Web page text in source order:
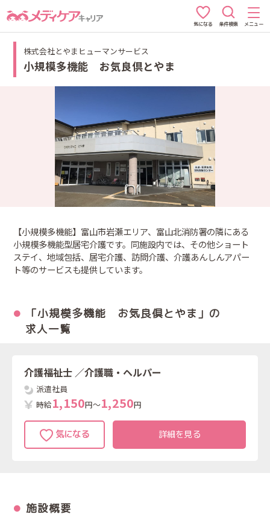
気になる 条件検索 メニュー
株式会社とやまヒューマンサービス
小規模多機能 お気良倶とやま
【小規模多機能】富山市岩瀬エリア、富山北消防署の隣にある
小規模多機能型居宅介護です。同施設内では、その他ショート
ステイ、地域包括、居宅介護、訪問介護、介護あんしんアパー
ト等のサービスも提供しています。
「小規模多機能 お気良倶とやま」の
求人一覧
介護福祉士 ／介護職・ヘルパー
派遣社員
時給1,150円～1,250円
詳細を見る
施設概要